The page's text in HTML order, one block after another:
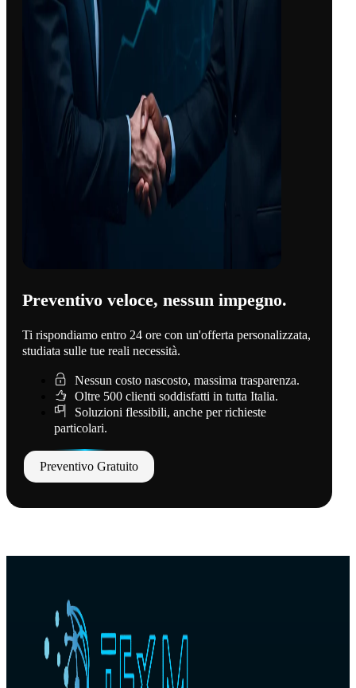
Preventivo veloce, nessun impegno.
Ti rispondiamo entro 24 ore con un'offerta personalizzata,
studiata sulle tue reali necessità.
Nessun costo nascosto, massima trasparenza.
Oltre 500 clienti soddisfatti in tutta Italia.
Soluzioni flessibili, anche per richieste
particolari.
Preventivo Gratuito